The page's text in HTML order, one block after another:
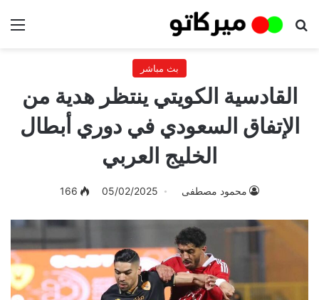
بحث عن
بث مباشر
القادسية الكويتي ينتظر هدية من
الإتفاق السعودي في دوري أبطال
الخليج العربي
محمود مصطفى 05/02/2025
166